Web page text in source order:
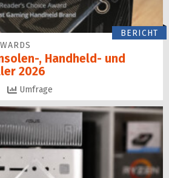
BERICHT
, Handheld- und
2026
Umfrage